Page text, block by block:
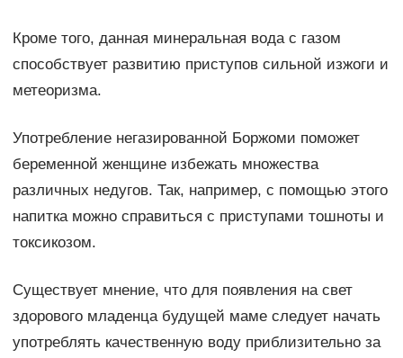
Кроме того, данная минеральная вода с газом
способствует развитию приступов сильной изжоги и
метеоризма.
Употребление негазированной Боржоми поможет
беременной женщине избежать множества
различных недугов. Так, например, с помощью этого
напитка можно справиться с приступами тошноты и
токсикозом.
Существует мнение, что для появления на свет
здорового младенца будущей маме следует начать
употреблять качественную воду приблизительно за